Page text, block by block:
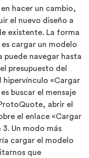
hacer un cambio,
el nuevo diseño a
existente. La forma
cargar un modelo
puede navegar hasta
presupuesto del
hipervínculo «Cargar
buscar el mensaje
abrir el
el enlace «Cargar
Un modo más
cargar el modelo
que